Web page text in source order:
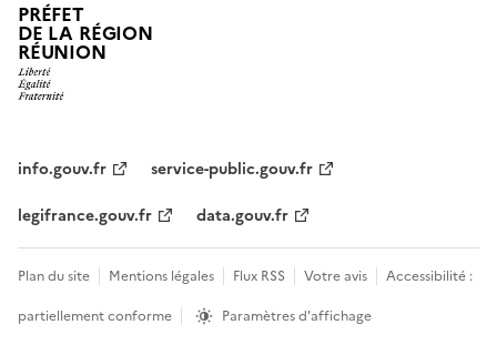
PRÉFET
DE LA RÉGION
RÉUNION
info.gouv.fr
service-public.gouv.fr
legifrance.gouv.fr
data.gouv.fr
Plan du site Mentions légales Flux RSS Votre avis
Accessibilité :
partiellement conforme
Paramètres d'affichage